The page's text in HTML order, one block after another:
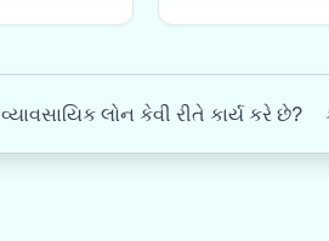
વ્યાવસાયિક લોન કેવી રીતે કાર્ય કરે છે?